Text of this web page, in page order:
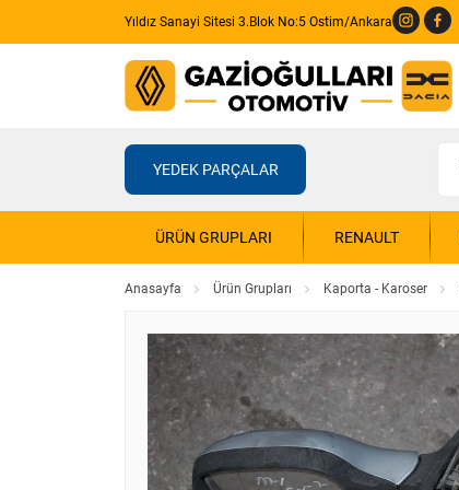
Yıldız Sanayi Sitesi 3.Blok No:5 Ostim/Ankara
YEDEK PARÇALAR
ÜRÜN GRUPLARI RENAULT
Anasayfa Ürün Grupları Kaporta - Karoser